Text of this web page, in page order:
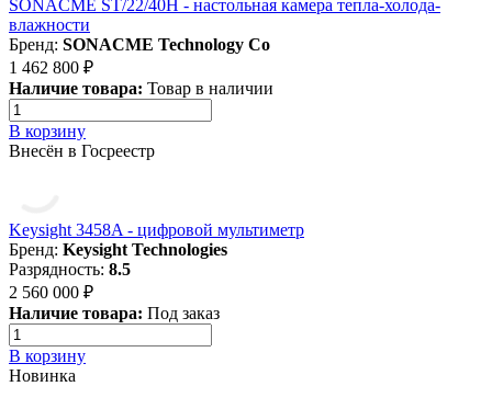
SONACME ST/22/40H - настольная камера тепла-холода-
влажности
Бренд: SONACME Technology Co
1 462 800 ₽
Наличие товара: Товар в наличии
В корзину
Внесён в Госреестр
Keysight 3458A - цифровой мультиметр
Бренд: Keysight Technologies
Разрядность: 8.5
2 560 000 ₽
Наличие товара: Под заказ
В корзину
Новинка